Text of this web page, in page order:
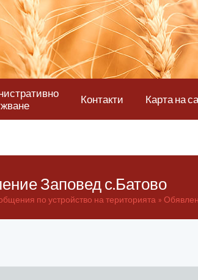
Контакти Карта на
Заповед с.Батово
по устройство на територията